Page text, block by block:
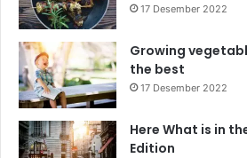
17 Desember 2022
Growing
the best
17 Desember 2022
Here What is in
Edition